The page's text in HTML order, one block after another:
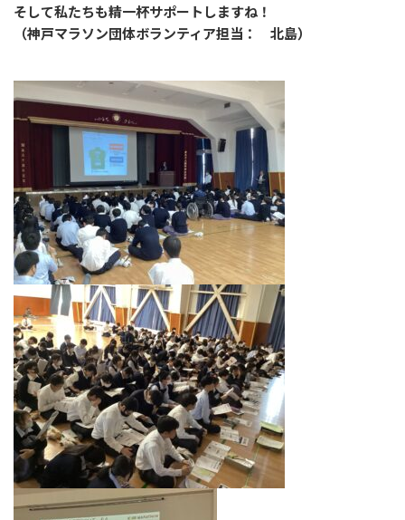
そして私たちも精一杯サポートしますね！
（神戸マラソン団体ボランティア担当： 北島）